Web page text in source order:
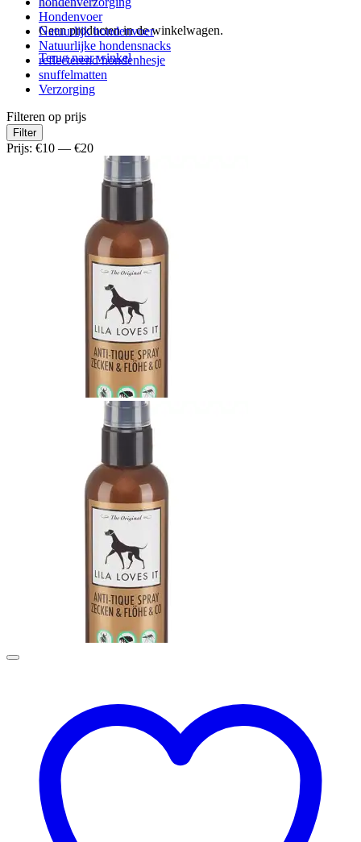
Geen producten in de winkelwagen.
Terug naar winkel
Hondenvoer
Natuurlijk hondenvoer
Natuurlijke hondensnacks
reflecterend hondenhesje
snuffelmatten
Verzorging
Filteren op prijs
Min.
prijs
Max.
prijs
Filter
Prijs: €10 — €20